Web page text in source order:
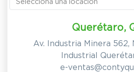
Querétaro,
Av. Industria Minera 562,
Industrial
e-